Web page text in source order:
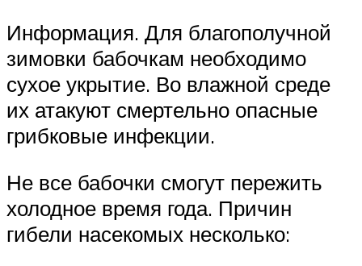
Информация. Для благополучной
зимовки бабочкам необходимо
сухое укрытие. Во влажной среде
их атакуют смертельно опасные
грибковые инфекции.
Не все бабочки смогут пережить
холодное время года. Причин
гибели насекомых несколько: